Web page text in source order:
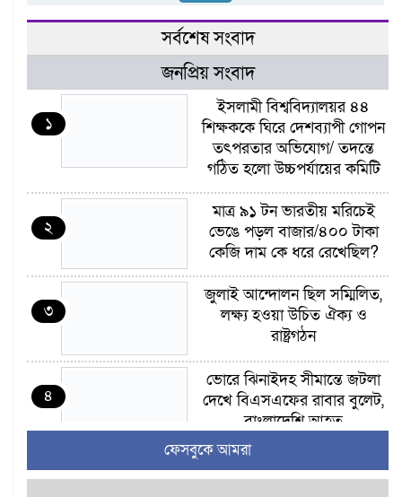
সর্বশেষ সংবাদ
জনপ্রিয় সংবাদ
১
ইসলামী বিশ্ববিদ্যালয়র ৪৪
শিক্ষককে ঘিরে দেশব্যাপী গোপন
তৎপরতার অভিযোগ/ তদন্তে
গঠিত হলো উচ্চপর্যায়ের কমিটি
২
মাত্র ৯১ টন ভারতীয় মরিচেই
ভেঙে পড়ল বাজার/৪০০ টাকা
কেজি দাম কে ধরে রেখেছিল?
৩
জুলাই আন্দোলন ছিল সম্মিলিত,
লক্ষ্য হওয়া উচিত ঐক্য ও
রাষ্ট্রগঠন
৪
ভোরে ঝিনাইদহ সীমান্তে জটলা
দেখে বিএসএফের রাবার বুলেট,
বাংলাদেশি আহত
৫
চুয়াডাঙ্গা/ প্রথম স্ত্রীকে নিয়ে
মালয়েশিয়ায়, দ্বিতীয় স্ত্রী
ফেসবুকে আমরা